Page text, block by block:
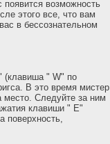
возможность
этого все, что вам
в бессознательном
(клавиша " W" по
В это время мистер
место. Следуйте за ним
клавиши " E"
поверхность,